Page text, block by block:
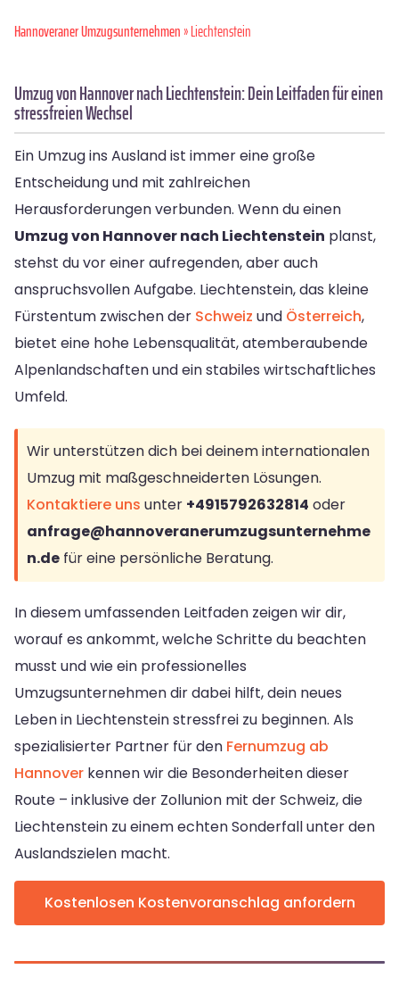
Hannoveraner Umzugsunternehmen» Liechtenstein
Umzug von Hannover nach Liechtenstein: Dein Leitfaden für einen
stressfreien Wechsel
Ein Umzug ins Ausland ist immer eine große
Entscheidung und mit zahlreichen
Herausforderungen verbunden. Wenn du einen
Umzug von Hannover nach Liechtenstein planst,
stehst du vor einer aufregenden, aber auch
anspruchsvollen Aufgabe. Liechtenstein, das kleine
Fürstentum zwischen der Schweiz und Österreich,
bietet eine hohe Lebensqualität, atemberaubende
Alpenlandschaften und ein stabiles wirtschaftliches
Umfeld.
Wir unterstützen dich bei deinem internationalen
Umzug mit maßgeschneiderten Lösungen.
Kontaktiere uns unter +4915792632814 oder
anfrage@hannoveranerumzugsunternehme
n.de für eine persönliche Beratung.
In diesem umfassenden Leitfaden zeigen wir dir,
worauf es ankommt, welche Schritte du beachten
musst und wie ein professionelles
Umzugsunternehmen dir dabei hilft, dein neues
Leben in Liechtenstein stressfrei zu beginnen. Als
spezialisierter Partner für den Fernumzug ab
Hannover kennen wir die Besonderheiten dieser
Route – inklusive der Zollunion mit der Schweiz, die
Liechtenstein zu einem echten Sonderfall unter den
Auslandszielen macht.
Kostenlosen Kostenvoranschlag anfordern